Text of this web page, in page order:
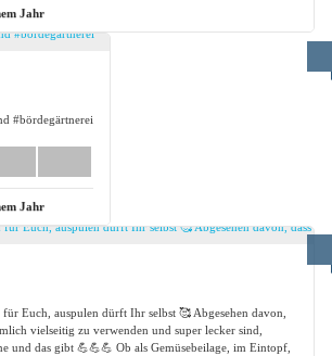
Jahr
#bördegärtnerei
Jahr
Euch, auspulen dürft Ihr selbst 🥰 Abgesehen davon,
vielseitig zu verwenden und super lecker sind,
und das gibt 💪💪💪 Ob als Gemüsebeilage, im Eintopf,